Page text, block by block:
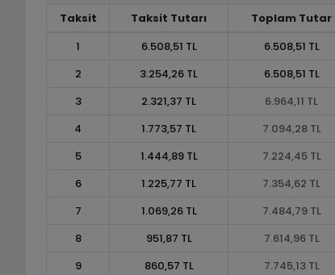
Taksit Taksit Tutarı
Toplam Tutar
1
6.508,51 TL
6.508,51 TL
2
3.254,26 TL
6.508,51 TL
3
2.321,37 TL
6.964,11 TL
4
1.773,57 TL
7.094,28 TL
5
1.444,89 TL
7.224,45 TL
6
1.225,77 TL
7.354,62 TL
7
1.069,26 TL
7.484,79 TL
8
951,87 TL
7.614,96 TL
9
860,57 TL
7.745,13 TL